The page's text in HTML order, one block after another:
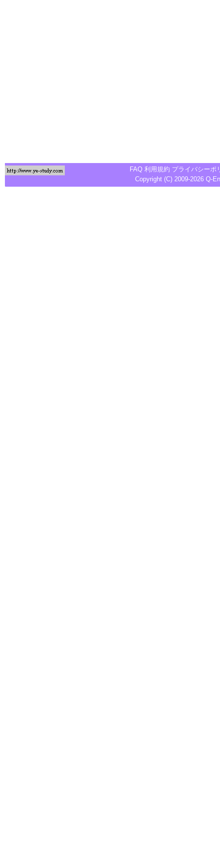
FAQ 利用規約 プライバシーポ
Copyright (C) 2009-2026 Q-